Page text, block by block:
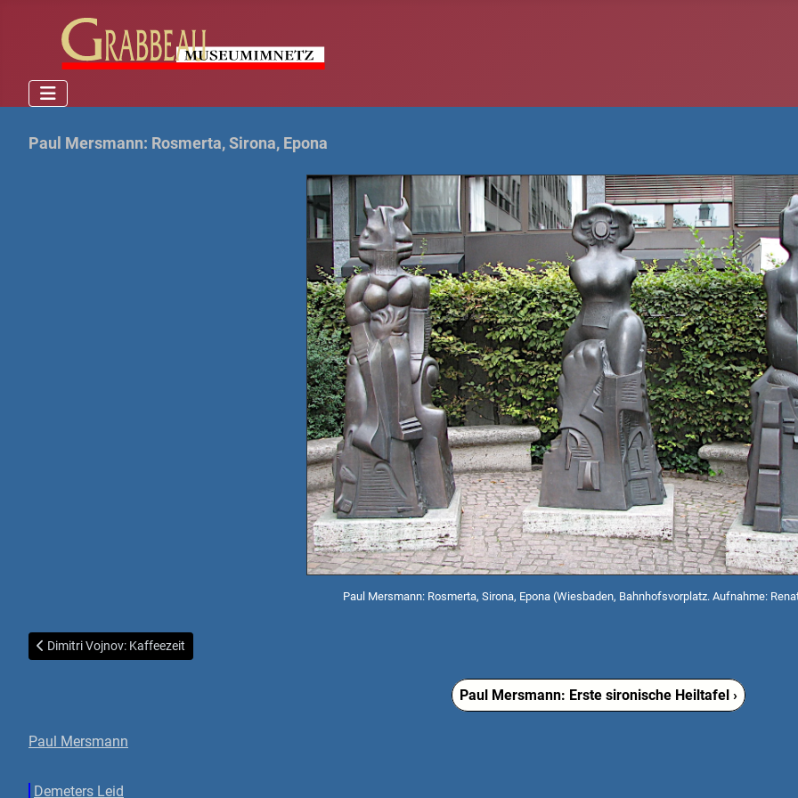
Paul Mersmann: Rosmerta, Sirona, Epona
Paul Mersmann: Rosmerta, Sirona, Epona (Wiesbaden, Bahnhofsvorplatz. Aufnahme:
Vorheriger Beitrag: Dimitri Vojnov: Kaffeezeit
Dimitri Vojnov: Kaffeezeit
Paul Mersmann: Erste sironische Heiltafel ›
Paul Mersmann
Demeters Leid